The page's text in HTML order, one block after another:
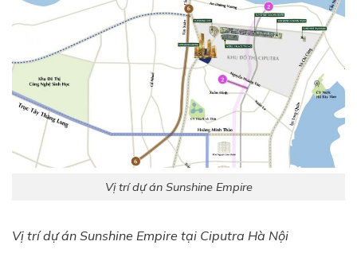
Vị trí dự án Sunshine Empire
Vị trí dự án Sunshine Empire tại Ciputra Hà Nội